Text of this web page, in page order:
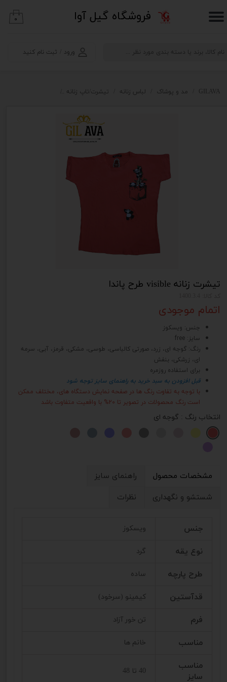
​فروشگاه گیل آوا
ورود ثبت نام کنید
حساب کاربری من
خروج از حساب کاربری
۰
GILAVA مد و پوشاک لباس زنانه تیشرت/تاپ زنانه
تیشرت زنانه visible طرح پاندا
اتمام موجودی
جنس: ویسکوز
سایز: free
رنگ: گوجه ای، زرد، صورتی کالباسی، طوسی، مشکی، قرمز، آبی، سرمه
ای، زرشکی، بنفش
برای استفاده روزمره
قبل افزودن به سبد خرید به راهنمای سایز توجه شود
با توجه به تفاوت رنگ ها در صفحه نمایش دستگاه های، مختلف ممکن
است رنگ محصولات در تصویر تا 20% با واقعیت متفاوت باشد
انتخاب رنگ : گوجه ای
مشخصات محصول
راهنمای سایز
شستشو و نگهداری
نظرات
جنس ویسکوز
نوع یقه گرد
طرح پارچه ساده
قدآستین کیمینو (سرخود)
فرم تن خور آزاد
مناسب خانم ها
مناسب
سایز
40 تا 48